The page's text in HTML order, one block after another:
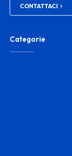
CONTATTACI
Categorie